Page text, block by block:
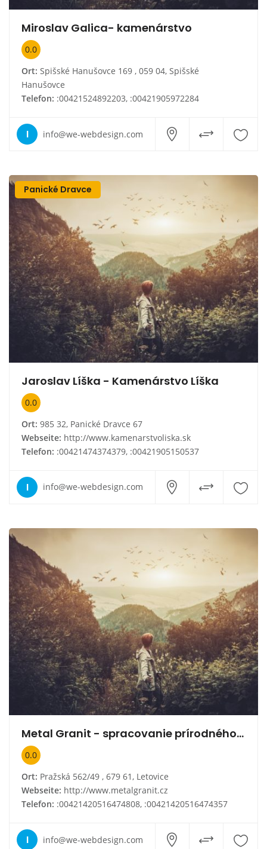
Miroslav Galica- kamenárstvo
0.0
Ort: Spišské Hanušovce 169 , 059 04, Spišské
Hanušovce
Telefon: :00421524892203, :00421905972284
I info@we-webdesign.com
Panické Dravce
Jaroslav Líška - Kamenárstvo Líška
0.0
Ort: 985 32, Panické Dravce 67
Webseite: http://www.kamenarstvoliska.sk
Telefon: :00421474374379, :00421905150537
I info@we-webdesign.com
Metal Granit - spracovanie prírodného kameňa
0.0
Ort: Pražská 562/49 , 679 61, Letovice
Webseite: http://www.metalgranit.cz
Telefon: :00421420516474808, :00421420516474357
I info@we-webdesign.com